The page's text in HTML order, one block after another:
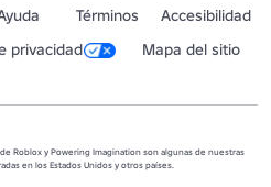
Términos
Accesibilidad
privacidad Mapa del sitio
Roblox y Powering Imagination son algunas de nuestras
en los Estados Unidos y otros países.